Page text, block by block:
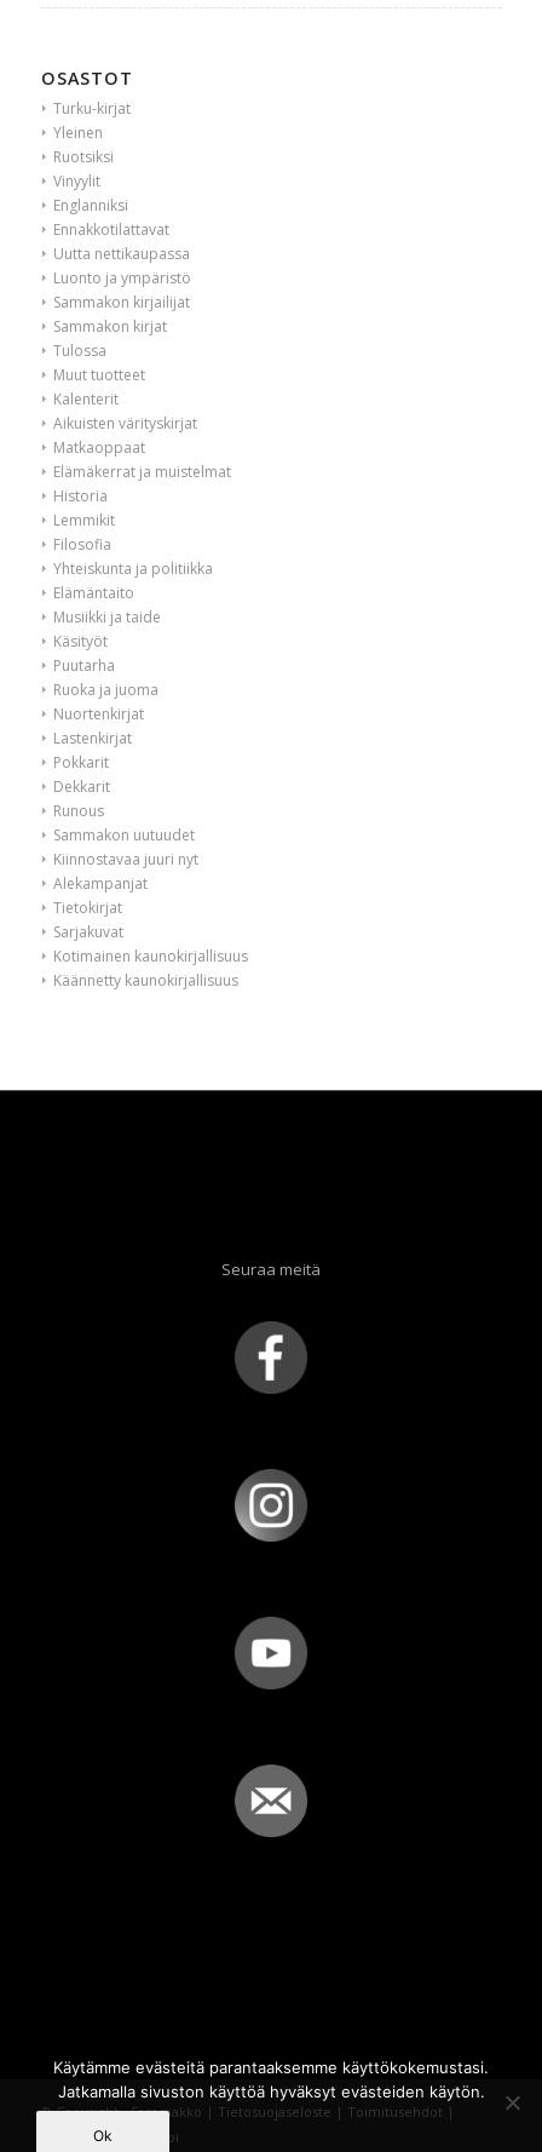
OSASTOT
Turku-kirjat
Yleinen
Ruotsiksi
Vinyylit
Englanniksi
Ennakkotilattavat
Uutta nettikaupassa
Luonto ja ympäristö
Sammakon kirjailijat
Sammakon kirjat
Tulossa
Muut tuotteet
Kalenterit
Aikuisten värityskirjat
Matkaoppaat
Elämäkerrat ja muistelmat
Historia
Lemmikit
Filosofia
Yhteiskunta ja politiikka
Elämäntaito
Musiikki ja taide
Käsityöt
Puutarha
Ruoka ja juoma
Nuortenkirjat
Lastenkirjat
Pokkarit
Dekkarit
Runous
Sammakon uutuudet
Kiinnostavaa juuri nyt
Alekampanjat
Tietokirjat
Sarjakuvat
Kotimainen kaunokirjallisuus
Käännetty kaunokirjallisuus
Seuraa meitä
© Copyright - Sammakko | Tietosuojaseloste | Toimitusehdot |
Powered by
iQWebbi
Käytämme evästeitä parantaaksemme käyttökokemustasi.
Jatkamalla sivuston käyttöä hyväksyt evästeiden käytön.
Ok